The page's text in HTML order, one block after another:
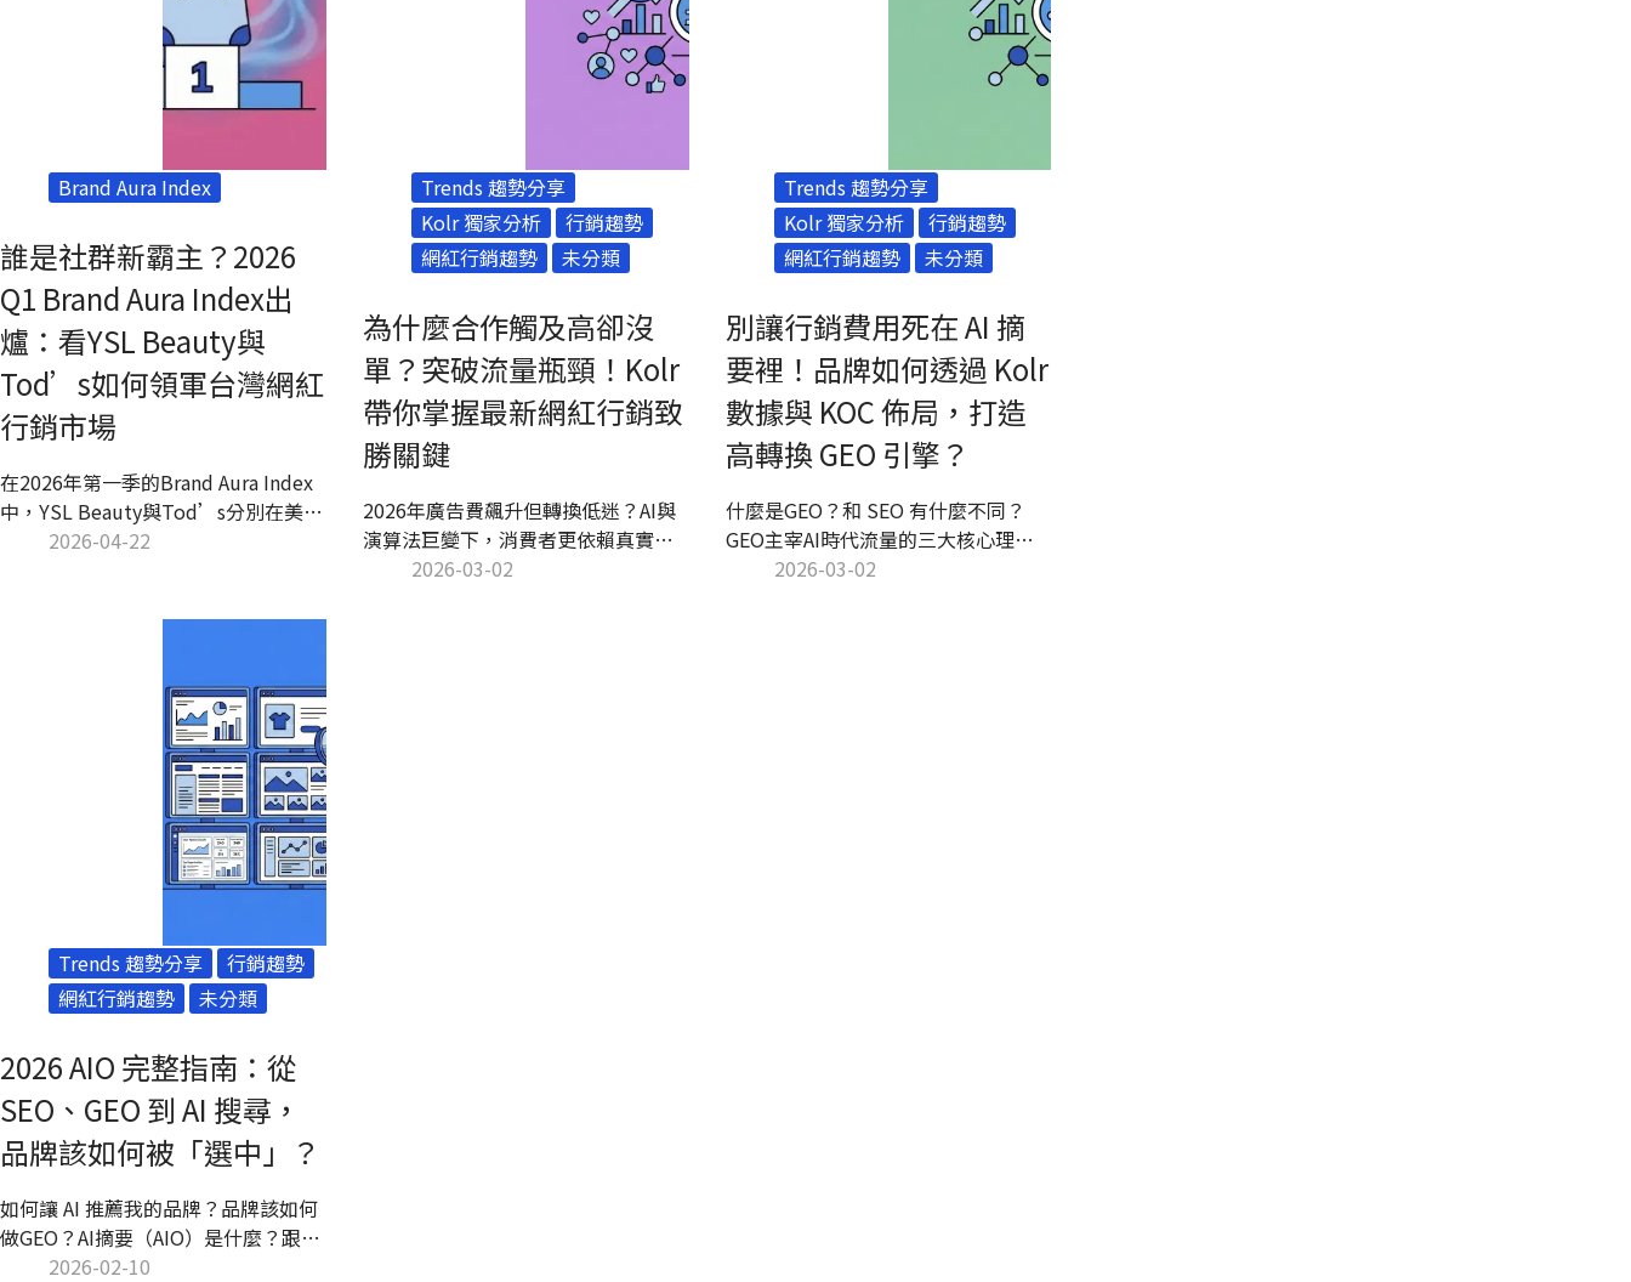
Brand Aura Index
誰是社群新霸主？2026
Q1 Brand Aura Index出
爐：看YSL Beauty與
Tod’s如何領軍台灣網紅
行銷市場
在2026年第一季的Brand Aura Index
中，YSL Beauty與Tod’s分別在美妝
與精品類別中脫穎而出，展現出卓越
Tod’s以長期佈局策略成功觸及高端
的創作者合作穩坐美妝市場冠軍。探
索這些品牌如何在社群中建立深度連
結，並引領行銷新趨勢，讓我們一起
揭開這場網紅行銷的盛宴！
2026-04-22
Trends 趨勢分享
Kolr 獨家分析
行銷趨勢
網紅行銷趨勢
未分類
為什麼合作觸及高卻沒
單？突破流量瓶頸！Kolr
帶你掌握最新網紅行銷致
勝關鍵
2026年廣告費飆升但轉換低迷？AI與
演算法巨變下，消費者更依賴真實口
碑，網紅行銷已是帶動營收的必修
2026-03-02
Trends 趨勢分享
Kolr 獨家分析
行銷趨勢
網紅行銷趨勢
未分類
別讓行銷費用死在 AI 摘
要裡！品牌如何透過 Kolr
數據與 KOC 佈局，打造
高轉換 GEO 引擎？
什麼是GEO？和 SEO 有什麼不同？
GEO主宰AI時代流量的三大核心理由
分析以及為品牌量身打造的GEO優化
2026-03-02
Trends 趨勢分享
行銷趨勢
網紅行銷趨勢
未分類
2026 AIO 完整指南：從
SEO、GEO 到 AI 搜尋，
品牌該如何被「選中」？
如何讓 AI 推薦我的品牌？品牌該如何
做GEO？AI摘要（AIO）是什麼？跟著
Kolr 團隊一起探究2026搜尋行銷的大
2026-02-10